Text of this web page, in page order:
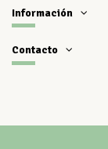
Información
Contacto